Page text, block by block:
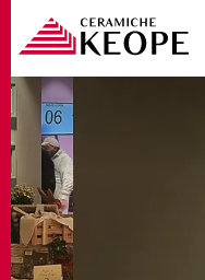
PROJETS